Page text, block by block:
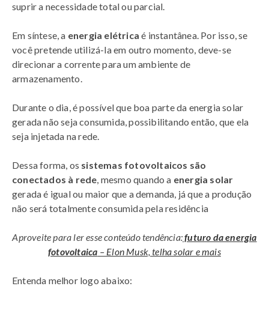
suprir a necessidade total ou parcial.
Em síntese, a energia elétrica é instantânea. Por isso, se
você pretende utilizá-la em outro momento, deve-se
direcionar a corrente para um ambiente de
armazenamento.
Durante o dia, é possível que boa parte da energia solar
gerada não seja consumida, possibilitando então, que ela
seja injetada na rede.
Dessa forma, os sistemas fotovoltaicos são
conectados à rede, mesmo quando a energia solar
gerada é igual ou maior que a demanda, já que a produção
não será totalmente consumida pela residência
Aproveite para ler esse conteúdo tendência:futuro da energia
fotovoltaica – Elon Musk, telha solar e mais
Entenda melhor logo abaixo: